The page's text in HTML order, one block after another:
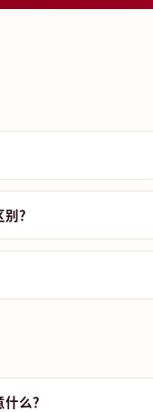
？
么？